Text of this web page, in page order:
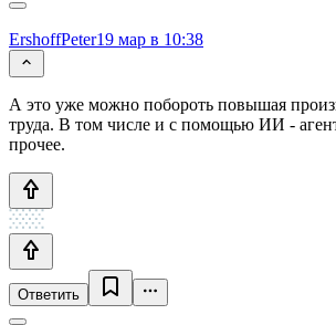
ErshoffPeter19 мар в 10:38
А это уже можно побороть повышая
труда. В том числе и с помощью ИИ -
прочее.
Ответить